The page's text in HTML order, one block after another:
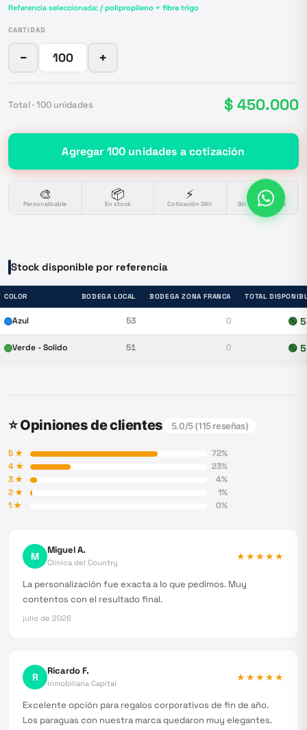
Referencia seleccionada: / polipropileno + fibra trigo
CANTIDAD
− +
Total · 100 unidades $ 450.000
Agregar 100 unidades a cotización
🎨
Personalizable
📦
En stock
⚡
Cotización 24h
🔒
Sin compromiso
Stock disponible por referencia
COLOR BODEGA LOCAL BODEGA ZONA FRANCA TOTAL
Azul 53 0 🟢
Verde - Solido 51 0 🟢
⭐ Opiniones de clientes 5.0/5 (115reseñas)
5★ 72%
4★ 23%
3★ 4%
2★ 1%
1★ 0%
M Miguel A.
Clínica del Country
★★★★★
La personalización fue exacta a lo que pedimos. Muy
contentos con el resultado final.
julio de 2026
R Ricardo F.
Inmobiliaria Capital
★★★★★
Excelente opción para regalos corporativos de fin de año.
Los paraguas con nuestra marca quedaron muy elegantes.